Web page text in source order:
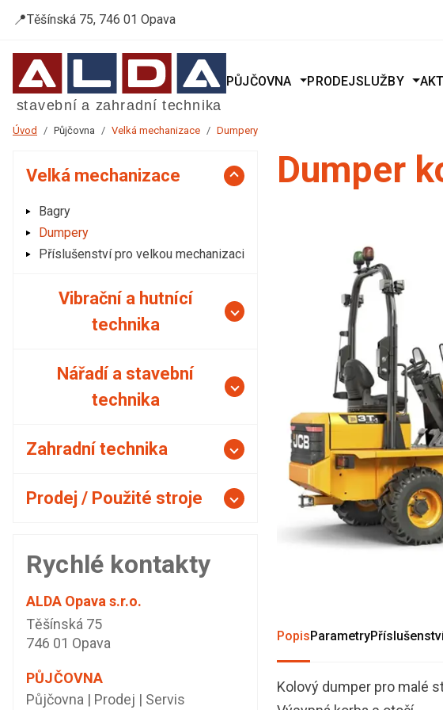
📍Těšínská 75, 746 01 Opava
PŮJČOVNA PRODEJSLUŽBY
Úvod Půjčovna Velká mechanizace Dumpery
Velká mechanizace
Bagry
Dumpery
Příslušenství pro velkou mechanizaci
Vibrační a hutnící
technika
Nářadí a stavební
technika
Zahradní technika
Prodej / Použité stroje
Rychlé kontakty
ALDA Opava s.r.o.
Těšínská 75
746 01 Opava
PŮJČOVNA
Půjčovna | Prodej | Servis
Dumper
PopisParametry
Kolový dumper pro malé